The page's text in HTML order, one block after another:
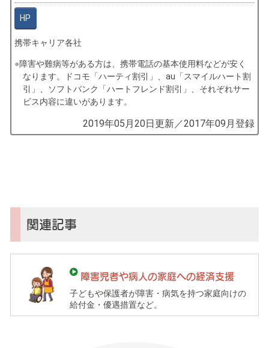
HP
携帯キャリア各社
障害や難病等がある方は、携帯電話の基本使用料などが安く
なります。ドコモ「ハーティ割引」、au「スマイルハート割
引」、ソフトバンク「ハートフレンド割引」、それぞれサー
ビス内容に違いがあります。
2019年05月20日更新／2017年09月登録
コ
倉
て
ド）
関連記事
障害児者や病人の家庭への経済支援
子どもや保護者が障害・病気を持つ家庭向けの
給付金・優遇措置など。